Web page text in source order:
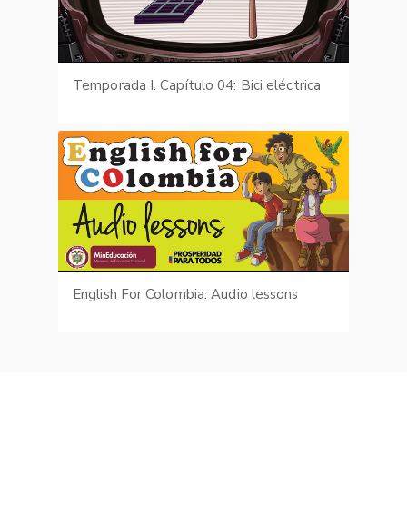
Temporada I. Capítulo 04: Bici eléctrica
English For Colombia: Audio lessons